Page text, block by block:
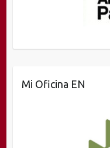
Mi Oficina EN